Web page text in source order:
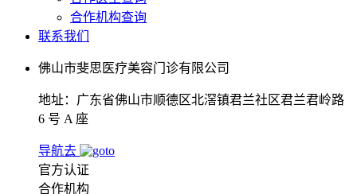
合作机构查询
联系我们
佛山市斐思医疗美容门诊有限公司
地址：广东省佛山市顺德区北滘镇君兰社区君兰君岭路
6 号 A 座
导航去
官方认证
合作机构